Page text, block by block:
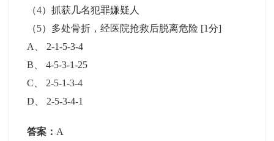
（4）抓获几名犯罪嫌疑人
（5）多处骨折，经医院抢救后脱离危险 [1分]
A
2-1-5-3-4
B 、4-5-3-1-25
C
2-5-1-3-4
D
2-5-3-4-1
答案： A